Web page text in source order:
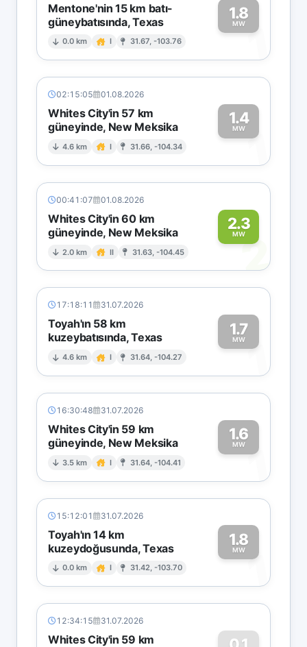
Mentone'nin 15 km batı-
güneybatısında, Texas
0.0 km I 31.67, -103.76
1.8
MW1
02:15:05 01.08.2026
Whites City'in 57 km
güneyinde, New Meksika
4.6 km I 31.66, -104.34
1.4
MW1
00:41:07 01.08.2026
Whites City'in 60 km
güneyinde, New Meksika
2.0 km II 31.63, -104.45
2.3
MW2
17:18:11 31.07.2026
Toyah'ın 58 km
kuzeybatısında, Texas
4.6 km I 31.64, -104.27
1.7
MW1
16:30:48 31.07.2026
Whites City'in 59 km
güneyinde, New Meksika
3.5 km I 31.64, -104.41
1.6
MW1
15:12:01 31.07.2026
Toyah'ın 14 km
kuzeydoğusunda, Texas
0.0 km I 31.42, -103.70
1.8
MW1
12:34:15 31.07.2026
Whites City'in 59 km